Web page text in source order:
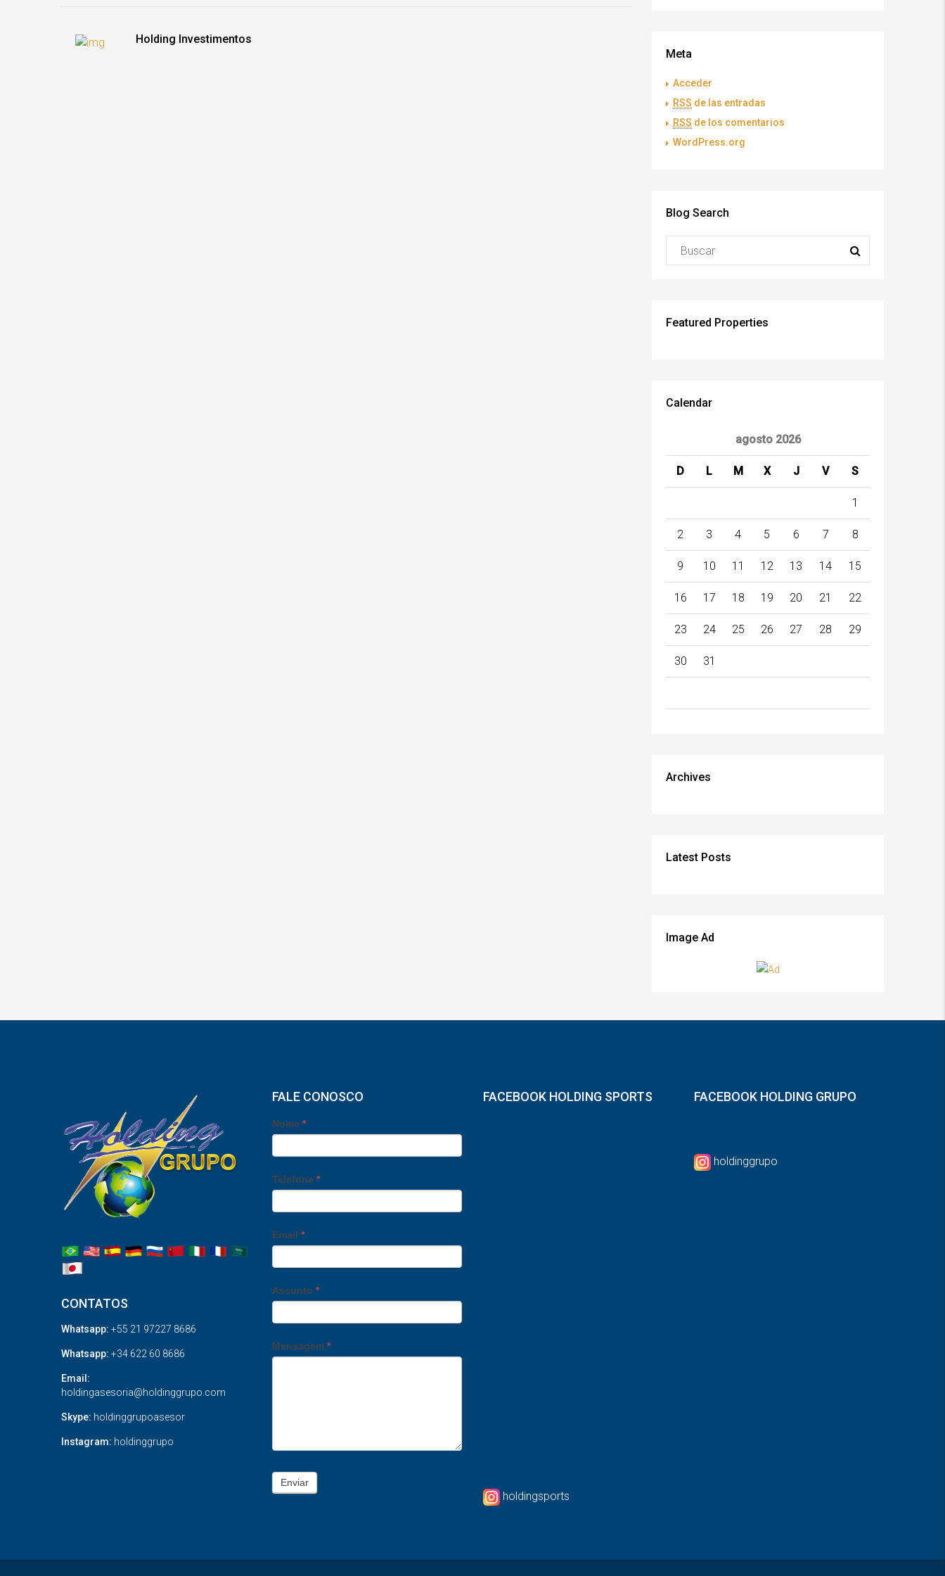
Holding Investimentos
Meta
Acceder
RSS de las entradas
RSS de los comentarios
WordPress.org
Blog Search
Featured Properties
Calendar
agosto 2026
D L M X J V S
1
2 3 4 5 6 7 8
9 10 11 12 13 14 15
16 17 18 19 20 21 22
23 24 25 26 27 28 29
30 31
Archives
Latest Posts
Image Ad
CONTATOS
Whatsapp: +55 21 97227 8686
Whatsapp: +34 622 60 8686
Email:
holdingasesoria@holdinggrupo.com
Skype: holdinggrupoasesor
Instagram: holdinggrupo
FALE CONOSCO
Nome *
Telefone *
Email *
Assunto *
Mensagem *
Enviar
FACEBOOK HOLDING SPORTS
holdingsports
FACEBOOK HOLDING GRUPO
holdinggrupo